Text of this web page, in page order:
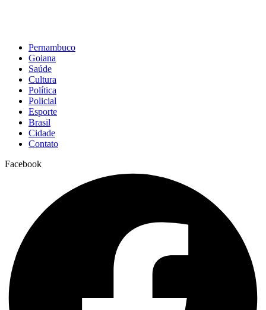
Pernambuco
Goiana
Saúde
Cultura
Política
Policial
Esporte
Brasil
Cidade
Contato
Facebook